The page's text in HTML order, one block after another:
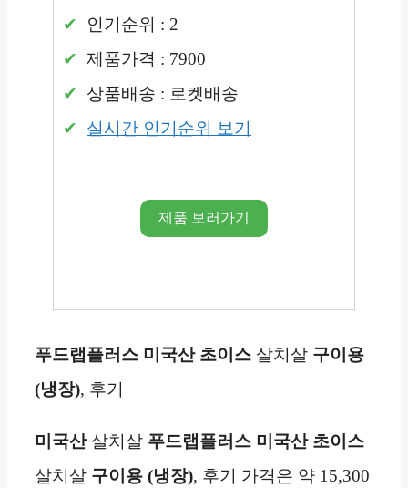
인기순위 : 2
제품가격 : 7900
상품배송 : 로켓배송
실시간 인기순위 보기
제품 보러가기
푸드랩플러스 미국산 초이스 살치살 구이용
(냉장), 후기
미국산살치살 푸드랩플러스 미국산 초이스
살치살 구이용 (냉장), 후기 가격은 약 15,300